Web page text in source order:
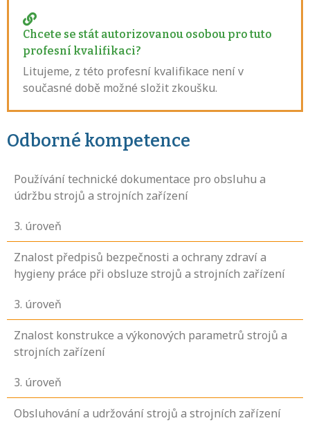
Chcete se stát autorizovanou osobou pro tuto
profesní kvalifikaci?
Litujeme, z této profesní kvalifikace není v
současné době možné složit zkoušku.
Odborné kompetence
Používání technické dokumentace pro obsluhu a
údržbu strojů a strojních zařízení
3. úroveň
Znalost předpisů bezpečnosti a ochrany zdraví a
hygieny práce při obsluze strojů a strojních zařízení
3. úroveň
Znalost konstrukce a výkonových parametrů strojů a
strojních zařízení
3. úroveň
Obsluhování a udržování strojů a strojních zařízení